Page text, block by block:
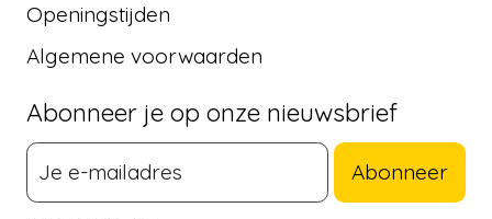
Openingstijden
Algemene voorwaarden
Abonneer je op onze nieuwsbrief
Abonneer